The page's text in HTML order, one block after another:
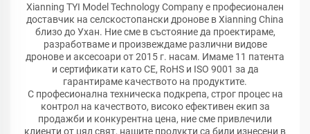
Xianning TYI Model Technology Company е професионален
доставчик на селскостопански дронове в Xianning China
близо до Ухан. Ние сме в състояние да проектираме,
разработваме и произвеждаме различни видове
дронове и аксесоари от 2015 г. насам. Имаме 11 патента
и сертификати като CE, RoHS и ISO 9001 за да
гарантираме качеството на продуктите.
С професионална техническа подкрепа, строг процес на
контрол на качеството, високо ефективен екип за
продажби и конкурентна цена, ние сме привлечили
клиенти от цял свят, нашите продукти са били изнесени в